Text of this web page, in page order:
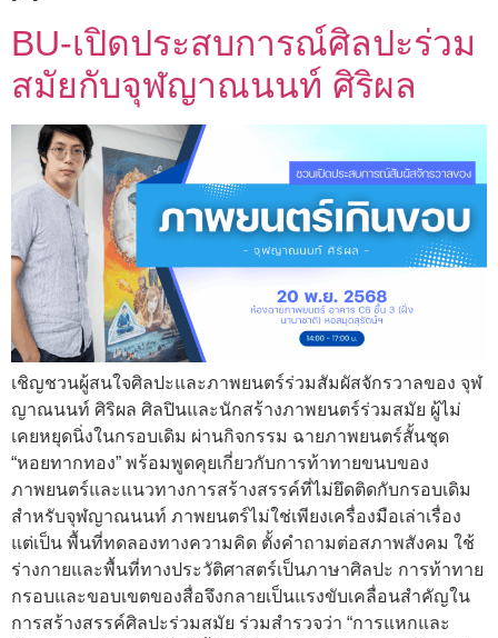
BU-เปิดประสบการณ์ศิลปะร่วม
สมัยกับจุฬญาณนนท์ ศิริผล
เชิญชวนผู้สนใจศิลปะและภาพยนตร์ร่วมสัมผัสจักรวาลของ จุฬ
ญาณนนท์ ศิริผล ศิลปินและนักสร้างภาพยนตร์ร่วมสมัย ผู้ไม่
เคยหยุดนิ่งในกรอบเดิม ผ่านกิจกรรม ฉายภาพยนตร์สั้นชุด
“หอยทากทอง” พร้อมพูดคุยเกี่ยวกับการท้าทายขนบของ
ภาพยนตร์และแนวทางการสร้างสรรค์ที่ไม่ยึดติดกับกรอบเดิม
สำหรับจุฬญาณนนท์ ภาพยนตร์ไม่ใช่เพียงเครื่องมือเล่าเรื่อง
แต่เป็น พื้นที่ทดลองทางความคิด ตั้งคำถามต่อสภาพสังคม ใช้
ร่างกายและพื้นที่ทางประวัติศาสตร์เป็นภาษาศิลปะ การท้าทาย
กรอบและขอบเขตของสื่อจึงกลายเป็นแรงขับเคลื่อนสำคัญใน
การสร้างสรรค์ศิลปะร่วมสมัย ร่วมสำรวจว่า “การแหกและ